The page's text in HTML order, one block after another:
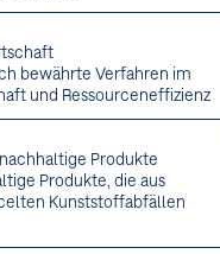
bewährte Verfahren im
und Ressourceneffizienz
Produkte
Produkte, die aus
Kunststoffabfällen